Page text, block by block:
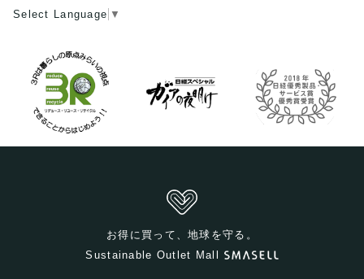
Select Language ▼
お得に買って、地球を守る。
Sustainable Outlet Mall